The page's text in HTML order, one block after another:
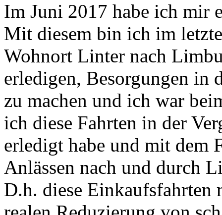
Im Juni 2017 habe ich mir
Mit diesem bin ich im
Wohnort Linter nach
erledigen, Besorgungen in
zu machen und ich war
ich diese Fahrten in der
erledigt habe und mit dem
Anlässen nach und durch
D.h. diese Einkaufsfahrten